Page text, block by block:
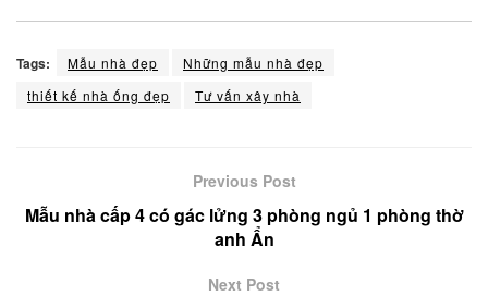
Tags: Mẫu nhà đẹp
Những mẫu nhà đẹp
thiết kế nhà ống đẹp
Tư vấn xây nhà
Previous Post
Mẫu nhà cấp 4 có gác lửng 3 phòng ngủ 1 phòng thờ
anh Ẩn
Next Post